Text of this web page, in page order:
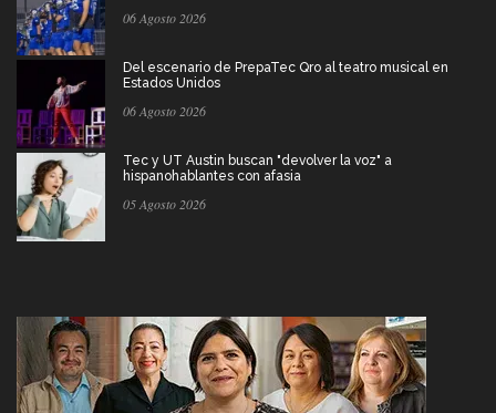
06 Agosto 2026
Del escenario de PrepaTec Qro al teatro musical en
Estados Unidos
06 Agosto 2026
Tec y UT Austin buscan "devolver la voz" a
hispanohablantes con afasia
05 Agosto 2026